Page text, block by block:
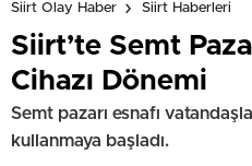
Siirt Olay Haber Siirt Haberleri
Siirt’te Semt
Cihazı Dönemi
Semt pazarı esnafı
kullanmaya başladı.